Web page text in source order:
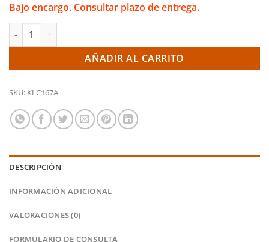
Bajo encargo. Consultar plazo de entrega.
Tirantes delanteros - Audi S3 8P (Whiteline) cantidad
AÑADIR AL CARRITO
SKU: KLC167A
DESCRIPCIÓN
INFORMACIÓN ADICIONAL
VALORACIONES (0)
FORMULARIO DE CONSULTA